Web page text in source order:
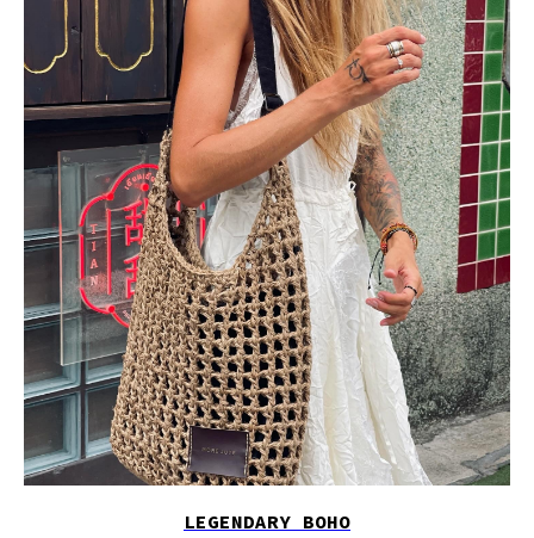
LEGENDARY BOHO